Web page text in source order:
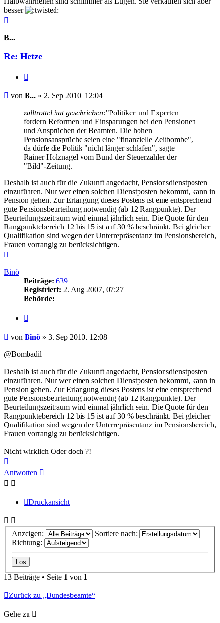
besser
B...
Re: Hetze
Beitrag
von B... » 2. Sep 2010, 12:04
zolltrottel hat geschrieben:"Politiker und Experten
fordern Reformen und Einsparungen bei den Pensionen
und Ansprüchen der Beamten. Die hohen
Pensionsansprüche seien eine "finanzielle Zeitbombe",
da dürfe die Politik "nicht länger schlafen", sagte
Rainer Holznagel vom Bund der Steuerzahler der
"Bild"-Zeitung.
Deshalb ist auch für die Zukunft angedacht, Pensionsdienstposten
einzuführen. Nur wer einen solchen Dienstposten bekommt, kann in
Pension gehen. Zur Erlangung dieses Postens ist eine entsprechend
gute Pensionsbeurteilung notwendig (ab 12 Rangpunkte). Der
Beurteilungszeitraum wird einmal jährlich sein. Die Quote für den
Rangpunktebereich 12 bis 15 ist auf 30 % beschränkt. Bei gleicher
Qualifikation sind wegen der Unterrepräsentanz im Pensionsbereich,
Frauen vorrangig zu berücksichtigen.
Binö
Beiträge: 639
Registriert: 2. Aug 2007, 07:27
Behörde:
Beitrag
von Binö » 3. Sep 2010, 12:08
@Bombadil
Deshalb ist auch für die Zukunft angedacht, Pensionsdienstposten
einzuführen. Nur wer einen solchen Dienstposten bekommt, kann in
Pension gehen. Zur Erlangung dieses Postens ist eine entsprechend
gute Pensionsbeurteilung notwendig (ab 12 Rangpunkte). Der
Beurteilungszeitraum wird einmal jährlich sein. Die Quote für den
Rangpunktebereich 12 bis 15 ist auf 30 % beschränkt. Bei gleicher
Qualifikation sind wegen der Unterrepräsentanz im Pensionsbereich,
Frauen vorrangig zu berücksichtigen.
Nicht wirklich Oder doch ?!
oben
Antworten
Druckansicht
Anzeigen:
Sortiere nach:
Richtung:
13 Beiträge • Seite 1 von 1
Zurück zu „Bundesbeamte“
Gehe zu